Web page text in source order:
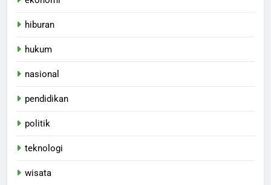
hiburan
hukum
nasional
pendidikan
politik
teknologi
wisata